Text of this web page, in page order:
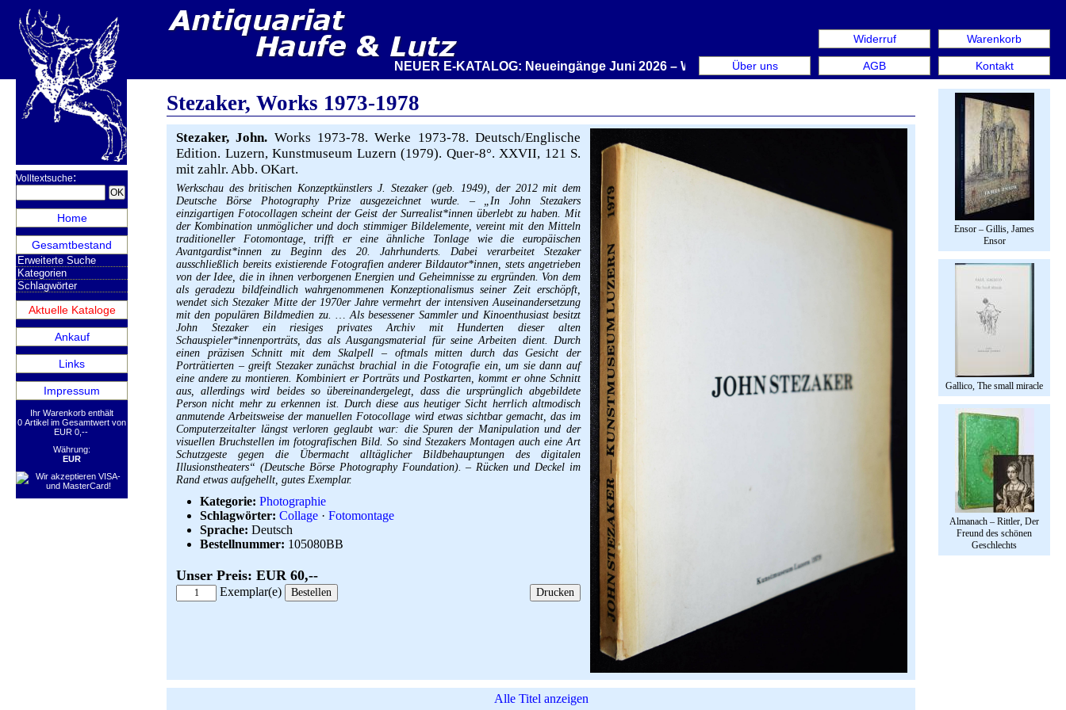
Warenkorb
Kontakt
Widerruf
AGB
Über uns
NEUER E-KATALOG: Neueingänge Juni 2026 – Wir stellen aus: Rare Book Week Berlin. Internationale Messe
Volltextsuche:
Home
Gesamtbestand
Erweiterte Suche
Kategorien
Schlagwörter
Aktuelle Kataloge
Ankauf
Links
Impressum
Ihr Warenkorb enthält
0 Artikel im Gesamtwert von
EUR 0,--
Währung:
EUR
Ensor – Gillis, James
Ensor
Gallico, The small miracle
Almanach – Rittler, Der
Freund des schönen
Geschlechts
Stezaker, Works 1973-1978
Stezaker, John. Works 1973-78. Werke 1973-78. Deutsch/Englische
Edition. Luzern, Kunstmuseum Luzern (1979). Quer-8°. XXVII, 121 S.
mit zahlr. Abb. OKart.
Werkschau des britischen Konzeptkünstlers J. Stezaker (geb. 1949), der 2012 mit dem
Deutsche Börse Photography Prize ausgezeichnet wurde. – „In John Stezakers
einzigartigen Fotocollagen scheint der Geist der Surrealist*innen überlebt zu haben. Mit
der Kombination unmöglicher und doch stimmiger Bildelemente, vereint mit den Mitteln
traditioneller Fotomontage, trifft er eine ähnliche Tonlage wie die europäischen
Avantgardist*innen zu Beginn des 20. Jahrhunderts. Dabei verarbeitet Stezaker
ausschließlich bereits existierende Fotografien anderer Bildautor*innen, stets angetrieben
von der Idee, die in ihnen verborgenen Energien und Geheimnisse zu ergründen. Von dem
als geradezu bildfeindlich wahrgenommenen Konzeptionalismus seiner Zeit erschöpft,
wendet sich Stezaker Mitte der 1970er Jahre vermehrt der intensiven Auseinandersetzung
mit den populären Bildmedien zu. … Als besessener Sammler und Kinoenthusiast besitzt
John Stezaker ein riesiges privates Archiv mit Hunderten dieser alten
Schauspieler*innenporträts, das als Ausgangsmaterial für seine Arbeiten dient. Durch
einen präzisen Schnitt mit dem Skalpell – oftmals mitten durch das Gesicht der
Porträtierten – greift Stezaker zunächst brachial in die Fotografie ein, um sie dann auf
eine andere zu montieren. Kombiniert er Porträts und Postkarten, kommt er ohne Schnitt
aus, allerdings wird beides so übereinandergelegt, dass die ursprünglich abgebildete
Person nicht mehr zu erkennen ist. Durch diese aus heutiger Sicht herrlich altmodisch
anmutende Arbeitsweise der manuellen Fotocollage wird etwas sichtbar gemacht, das im
Computerzeitalter längst verloren geglaubt war: die Spuren der Manipulation und der
visuellen Bruchstellen im fotografischen Bild. So sind Stezakers Montagen auch eine Art
Schutzgeste gegen die Übermacht alltäglicher Bildbehauptungen des digitalen
Illusionstheaters“ (Deutsche Börse Photography Foundation). – Rücken und Deckel im
Rand etwas aufgehellt, gutes Exemplar.
Kategorie: Photographie
Schlagwörter: Collage · Fotomontage
Sprache: Deutsch
Bestellnummer: 105080BB
Unser Preis: EUR 60,--
Exemplar(e)
Alle Titel anzeigen